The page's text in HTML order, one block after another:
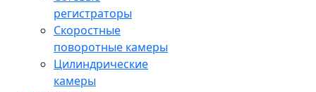
регистраторы
Скоростные
поворотные камеры
Цилиндрические
камеры